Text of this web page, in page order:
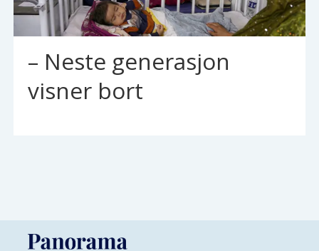
– Neste generasjon
visner bort